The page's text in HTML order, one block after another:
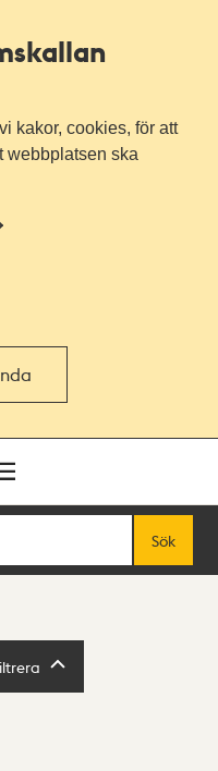
kakor, cookies, för att
webbplatsen ska
Sök